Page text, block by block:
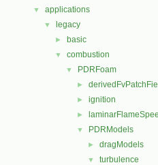
▼ applications
▼ legacy
► basic
▼ combustion
▼ PDRFoam
►
► ignition
►
▼ PDRModels
► dragModels
▼ turbulence